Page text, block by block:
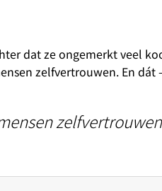
dat ze ongemerkt veel
zelfvertrouwen. En